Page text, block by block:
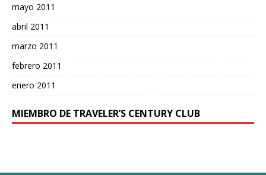
mayo 2011
abril 2011
marzo 2011
febrero 2011
enero 2011
MIEMBRO DE TRAVELER’S CENTURY CLUB